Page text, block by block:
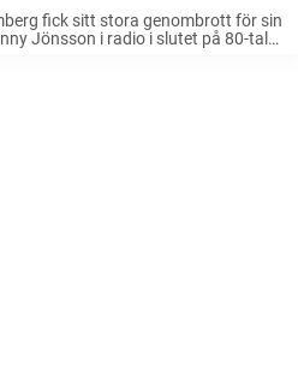
fick sitt stora genombrott för sin
Jönsson i radio i slutet på 80-talet